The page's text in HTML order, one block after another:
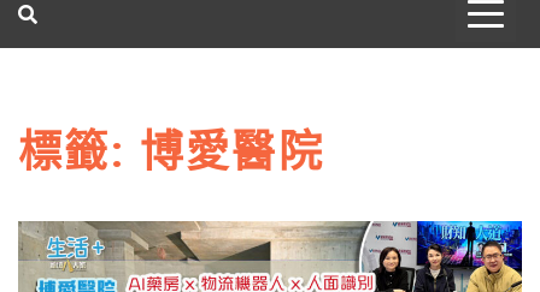
標籤: 博愛醫院